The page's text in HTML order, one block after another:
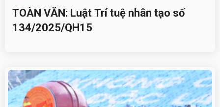
TOÀN VĂN: Luật Trí tuệ nhân tạo số
134/2025/QH15